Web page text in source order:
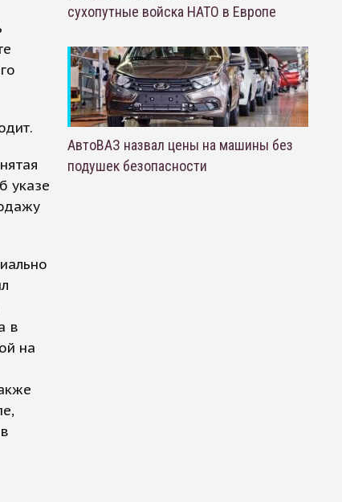
указе
в
на
сухопутные войска НАТО в Европе
АвтоВАЗ назвал цены на машины без
подушек безопасности